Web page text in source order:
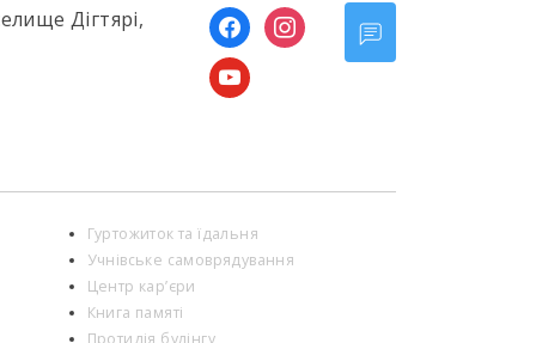
Дігтярі,
facebookinstagram
youtube
Гуртожиток та їдальня
Учнівське самоврядування
Центр кар’єри
Книга памяті
Протидія булінгу